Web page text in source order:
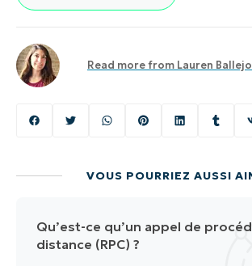
Read more from Lauren
VOUS POURRIEZ AUSSI
Qu’est-ce qu’un appel de
distance (RPC) ?